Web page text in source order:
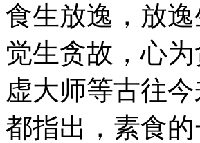
食生放逸，放
觉生贪故，心
虚大师等古往
都指出，素食